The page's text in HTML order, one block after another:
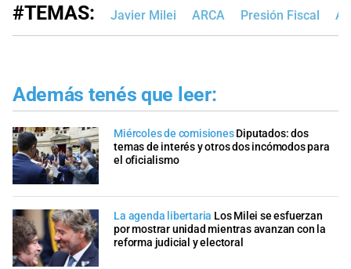
#TEMAS: Javier Milei ARCA Presión Fiscal
Además tenés que leer:
Miércoles de comisiones Diputados: dos
temas de interés y otros dos incómodos para
el oficialismo
La agenda libertaria Los Milei se esfuerzan
por mostrar unidad mientras avanzan con la
reforma judicial y electoral